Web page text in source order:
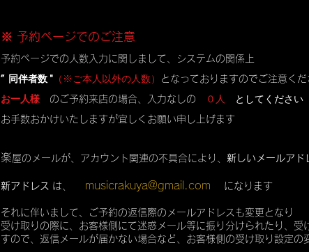
※ 予約ページでのご注意
予約ページでの人数入力に関しまして、システムの関係上
” 同伴者数 " （※ご本人以外の人数） となっておりますのでご注意くだ
お一人様 のご予約来店の場合、入力なしの ０人 としてください
お手数おかけいたしますが宜しくお願い申し上げます
楽屋のメールが、アカウント関連の不具合により、 新しいメールアド
新アドレス は、 musicrakuya@gmail.com になります
それに伴いまして、ご予約の返信際のメールアドレスも変更となり
受け取りの際に、お客様側にて迷惑メール等に振り分けられたり、受
すので、返信メールが届かない場合など、お客様側の受け取り設定の